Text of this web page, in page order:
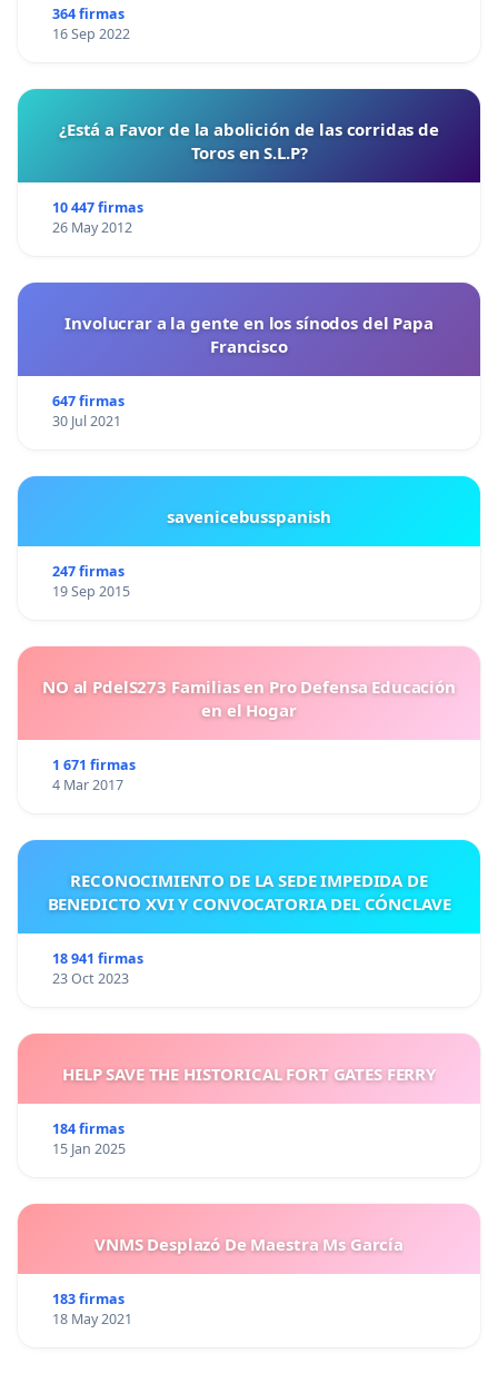
364 firmas
16 Sep 2022
¿Está a Favor de la abolición de las corridas de
Toros en S.L.P?
10 447 firmas
26 May 2012
Involucrar a la gente en los sínodos del Papa
Francisco
647 firmas
30 Jul 2021
savenicebusspanish
247 firmas
19 Sep 2015
NO al PdelS273 Familias en Pro Defensa Educación
en el Hogar
1 671 firmas
4 Mar 2017
RECONOCIMIENTO DE LA SEDE IMPEDIDA DE
BENEDICTO XVI Y CONVOCATORIA DEL CÓNCLAVE
18 941 firmas
23 Oct 2023
HELP SAVE THE HISTORICAL FORT GATES FERRY
184 firmas
15 Jan 2025
VNMS Desplazó De Maestra Ms García
183 firmas
18 May 2021